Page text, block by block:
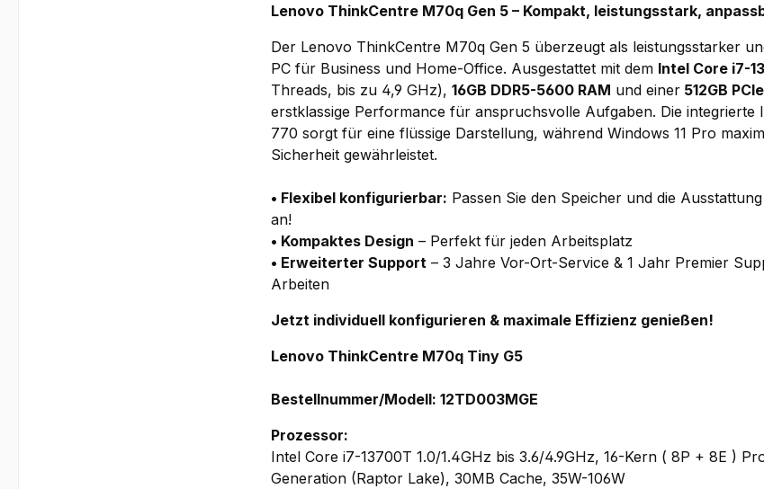
Lenovo ThinkCentre M70q Gen 5 – Kompakt, leistungsstark,
Der Lenovo ThinkCentre M70q Gen 5 überzeugt als leistungsstarker
PC für Business und Home-Office. Ausgestattet mit dem Intel Core i7-
Threads, bis zu 4,9 GHz),16GB DDR5-5600 RAM und einer 512GB
erstklassige Performance für anspruchsvolle Aufgaben. Die integrierte
770 sorgt für eine flüssige Darstellung, während Windows 11 Pro
Sicherheit gewährleistet.
• Flexibel konfigurierbar: Passen Sie den Speicher und die
an!
• Kompaktes Design – Perfekt für jeden Arbeitsplatz
• Erweiterter Support – 3 Jahre Vor-Ort-Service & 1 Jahr Premier
Arbeiten
Jetzt individuell konfigurieren & maximale Effizienz genießen!
Lenovo ThinkCentre M70q Tiny G5
Bestellnummer/Modell: 12TD003MGE
Prozessor:
Intel Core i7-13700T 1.0/1.4GHz bis 3.6/4.9GHz, 16-Kern ( 8P + 8E )
Generation (Raptor Lake), 30MB Cache, 35W-106W